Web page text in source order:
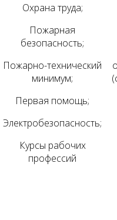
Охрана труда;
Пожарная
безопасность;
Пожарно-технический
минимум;
Первая помощь;
Электробезопасность;
Курсы рабочих
профессий